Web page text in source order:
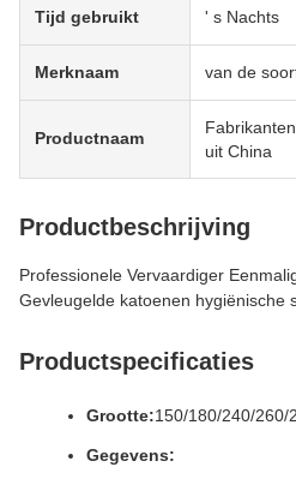
Tijd gebruikt ' s Nachts
Merknaam van de
Productnaam
uit China
Productbeschrijving
Professionele Vervaardiger
Gevleugelde katoenen hygiënische
Productspecificaties
Grootte:150/180/240/260/
Gegevens: